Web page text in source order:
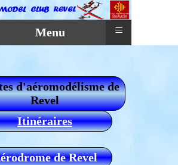
Menu ≡
d'aéromodélisme de
Revel
Itinéraires
de Revel